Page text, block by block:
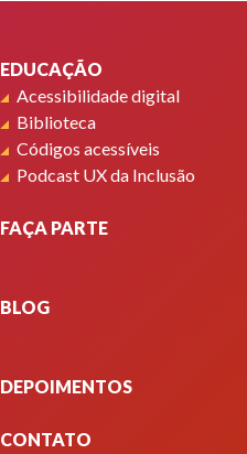
EDUCAÇÃO
Acessibilidade digital
Biblioteca
Códigos acessíveis
Podcast UX da Inclusão
FAÇA PARTE
BLOG
DEPOIMENTOS
CONTATO